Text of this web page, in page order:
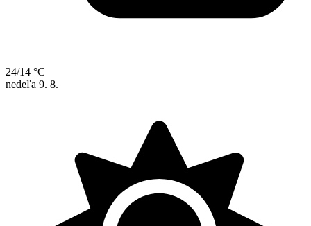
24/14 °C
nedeľa 9. 8.